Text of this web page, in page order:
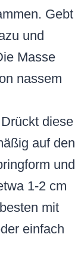
Gebt
und
Masse
nassem
diese
auf den
und
1-2 cm
mit
einfach